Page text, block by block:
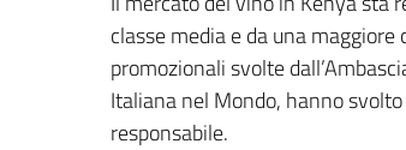
classe media e da una
promozionali svolte
Italiana nel Mondo, hanno
responsabile.